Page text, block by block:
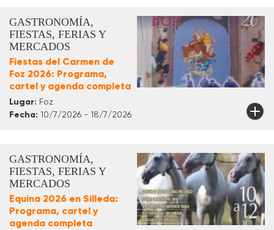
GASTRONOMÍA,
FIESTAS, FERIAS Y
MERCADOS
Fiestas del Carmen de
Foz 2026: Programa,
cartel y agenda completa
Lugar: Foz
Fecha: 10/7/2026 - 18/7/2026
GASTRONOMÍA,
FIESTAS, FERIAS Y
MERCADOS
Equina 2026 en Silleda:
Programa, cartel y
agenda completa